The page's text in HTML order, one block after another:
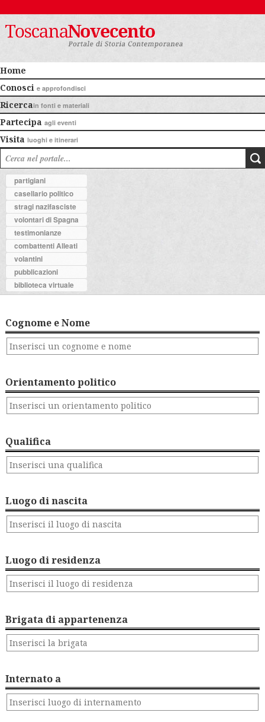
Home
Conosci e approfondisci
Ricercain fonti e materiali
Partecipa agli eventi
Visita luoghi e itinerari
partigiani
casellario politico
stragi nazifasciste
volontari di Spagna
testimonianze
combattenti Alleati
volantini
pubblicazioni
biblioteca virtuale
Cognome e Nome
Orientamento politico
Qualifica
Luogo di nascita
Luogo di residenza
Brigata di appartenenza
Internato a